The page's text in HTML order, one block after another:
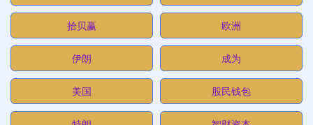
拾贝赢 欧洲
伊朗 成为
美国 股民钱包